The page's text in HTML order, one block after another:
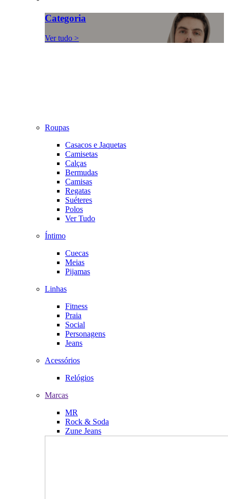
Categoria
Ver tudo >
Roupas
Casacos e Jaquetas
Camisetas
Calças
Bermudas
Camisas
Regatas
Suéteres
Polos
Ver Tudo
Íntimo
Cuecas
Meias
Pijamas
Linhas
Fitness
Praia
Social
Personagens
Jeans
Acessórios
Relógios
Marcas
MR
Rock & Soda
Zune Jeans